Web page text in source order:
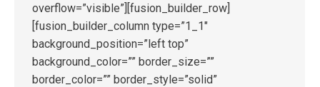
overflow=”visible”][fusion_builder_row]
[fusion_builder_column type=”1_1″
background_position=”left top”
background_color=”” border_size=””
border_color=”” border_style=”solid”